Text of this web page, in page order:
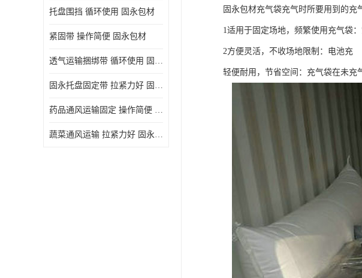
托盘围挡 循环使用 固永包材
紧固带 操作简便 固永包材
透气运输捆绑带 循环使用 固永包材
固永托盘固定带 拉紧力好 固永包材
药品通风运输固定 操作简便 固永包材
蔬菜通风运输 拉紧力好 固永包材
固永包材充气袋充气时所要用到的充
1适用于固定场地，频繁使用充气袋
2方便灵活，不收场地限制：电池充
轻便耐用，节省空间：充气袋在未充